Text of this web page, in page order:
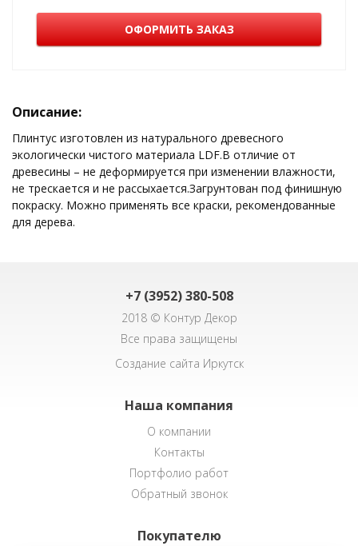
ОФОРМИТЬ ЗАКАЗ
Описание:
Плинтус изготовлен из натурального древесного
экологически чистого материала LDF.В отличие от
древесины – не деформируется при изменении влажности,
не трескается и не рассыхается.Загрунтован под финишную
покраску. Можно применять все краски, рекомендованные
для дерева.
+7 (3952) 380-508
2018 © Контур Декор
Все права защищены
Создание сайта Иркутск
Наша компания
О компании
Контакты
Портфолио работ
Обратный звонок
Покупателю